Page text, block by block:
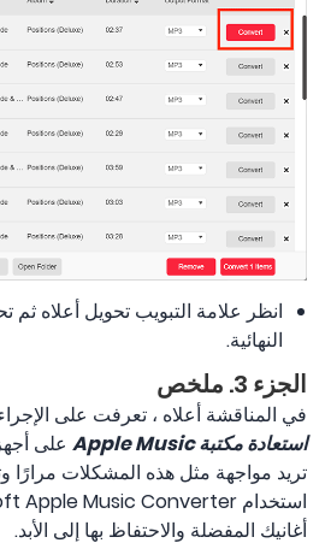
انظر علامة التبويب تحويل أعلاه ثم
النهائية.
الجزء 3. ملخص
في المناقشة أعلاه ، تعرفت على
استعادة مكتبة Apple Music
على
تريد مواجهة مثل هذه المشكلات مرارًا
أغانيك المفضلة والاحتفاظ بها إلى الأبد.